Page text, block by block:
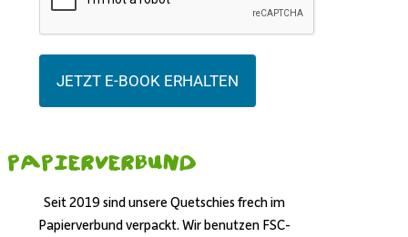
JETZT E-BOOK ERHALTEN
Papierverbund
Seit 2019 sind unsere Quetschies frech im
Papierverbund verpackt. Wir benutzen FSC-